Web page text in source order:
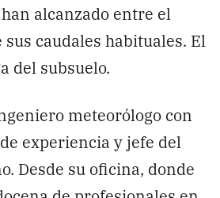
alcanzado entre el
caudales habituales. El
del subsuelo.
meteorólogo con
experiencia y jefe del
Desde su oficina, donde